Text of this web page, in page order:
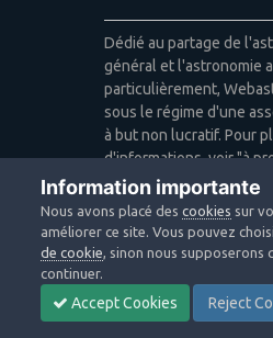
Dédié au partage de
général et l'astronomie
particulièrement,
sous le régime d'une
à but non lucratif. Pour
d'informations, voir "à
Publicité: pas de publicité
Icons made byFreepik,
Pixel Buddha,Icon Pond
www.flaticon.comis
BY
Design images: Courtesy
Information importante
Nous avons placé descookies sur
améliorer ce site. Vous pouvez
de cookie, sinon nous supposerons
continuer.
Accept Cookies Reject